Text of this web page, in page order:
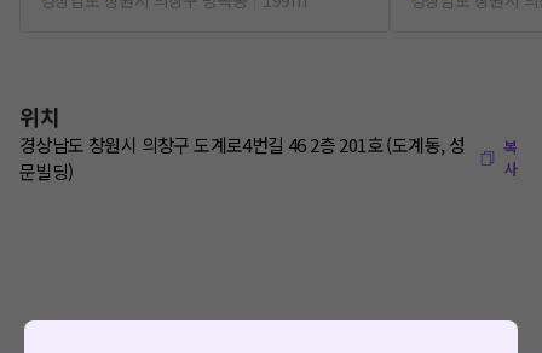
위치
경상남도 창원시 의창구 도계로4번길 46 2층 201호 (도계동, 성
문빌딩)
복
사